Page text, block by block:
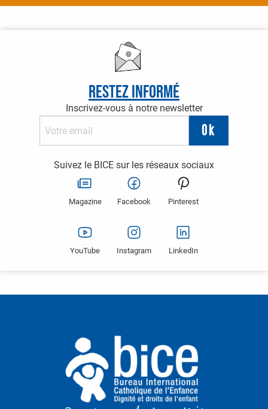
Restez informé
Inscrivez-vous à notre newsletter
Suivez le BICE sur les réseaux sociaux
Magazine Facebook Pinterest
YouTube Instagram LinkedIn